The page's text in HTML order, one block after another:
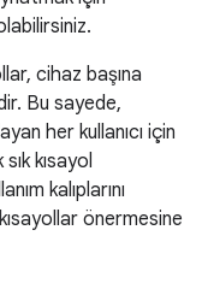
cihaz başına
Bu sayede,
her kullanıcı için
kısayol
kalıplarını
önermesine